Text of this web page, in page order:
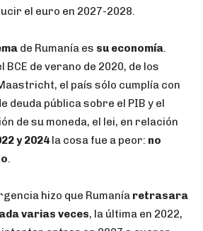
el euro en 2027-2028.
de Rumanía es su economía.
BCE de verano de 2020, de los
el país sólo cumplía con
deuda pública sobre el PIB y el
de su moneda, el lei, en relación
y 2024 la cosa fue a peor: no
.
hizo que Rumanía retrasara
varias veces, la última en 2022,